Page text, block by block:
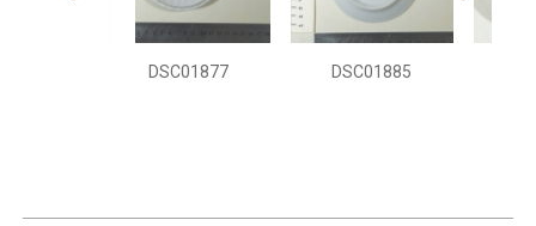
DSC01877 DSC01885